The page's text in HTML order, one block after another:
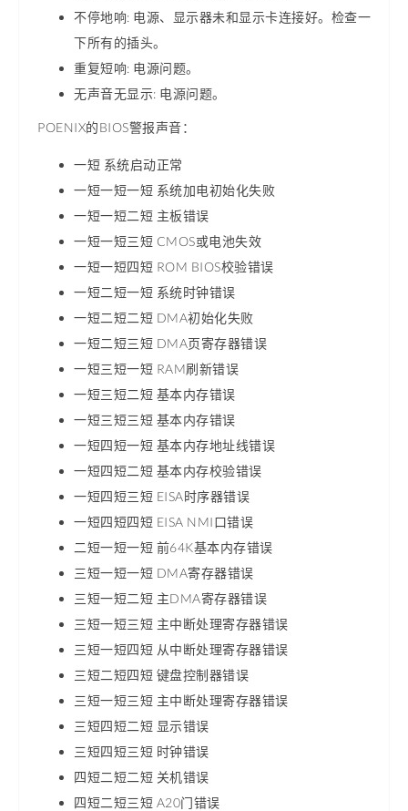
不停地响: 电源、显示器未和显示卡连接好。检查一
下所有的插头。
重复短响: 电源问题。
无声音无显示: 电源问题。
POENIX的BIOS警报声音：
一短 系统启动正常
一短一短一短 系统加电初始化失败
一短一短二短 主板错误
一短一短三短 CMOS或电池失效
一短一短四短 ROM BIOS校验错误
一短二短一短 系统时钟错误
一短二短二短 DMA初始化失败
一短二短三短 DMA页寄存器错误
一短三短一短 RAM刷新错误
一短三短二短 基本内存错误
一短三短三短 基本内存错误
一短四短一短 基本内存地址线错误
一短四短二短 基本内存校验错误
一短四短三短 EISA时序器错误
一短四短四短 EISA NMI口错误
二短一短一短 前64K基本内存错误
三短一短一短 DMA寄存器错误
三短一短二短 主DMA寄存器错误
三短一短三短 主中断处理寄存器错误
三短一短四短 从中断处理寄存器错误
三短二短四短 键盘控制器错误
三短一短三短 主中断处理寄存器错误
三短四短二短 显示错误
三短四短三短 时钟错误
四短二短二短 关机错误
四短二短三短 A20门错误